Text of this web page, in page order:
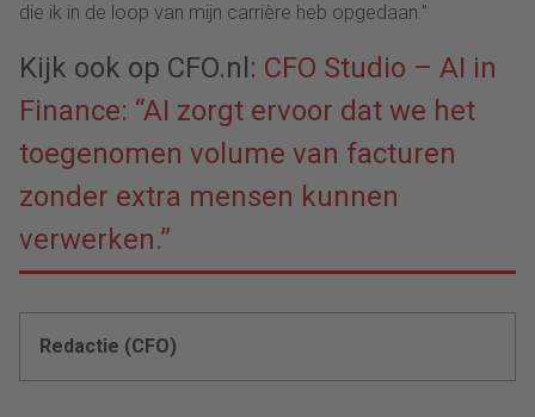
die ik in de loop van mijn carrière heb opgedaan.”
Kijk ook op CFO.nl: CFO Studio – AI in
Finance: “AI zorgt ervoor dat we het
toegenomen volume van facturen
zonder extra mensen kunnen
verwerken.”
Redactie (CFO)